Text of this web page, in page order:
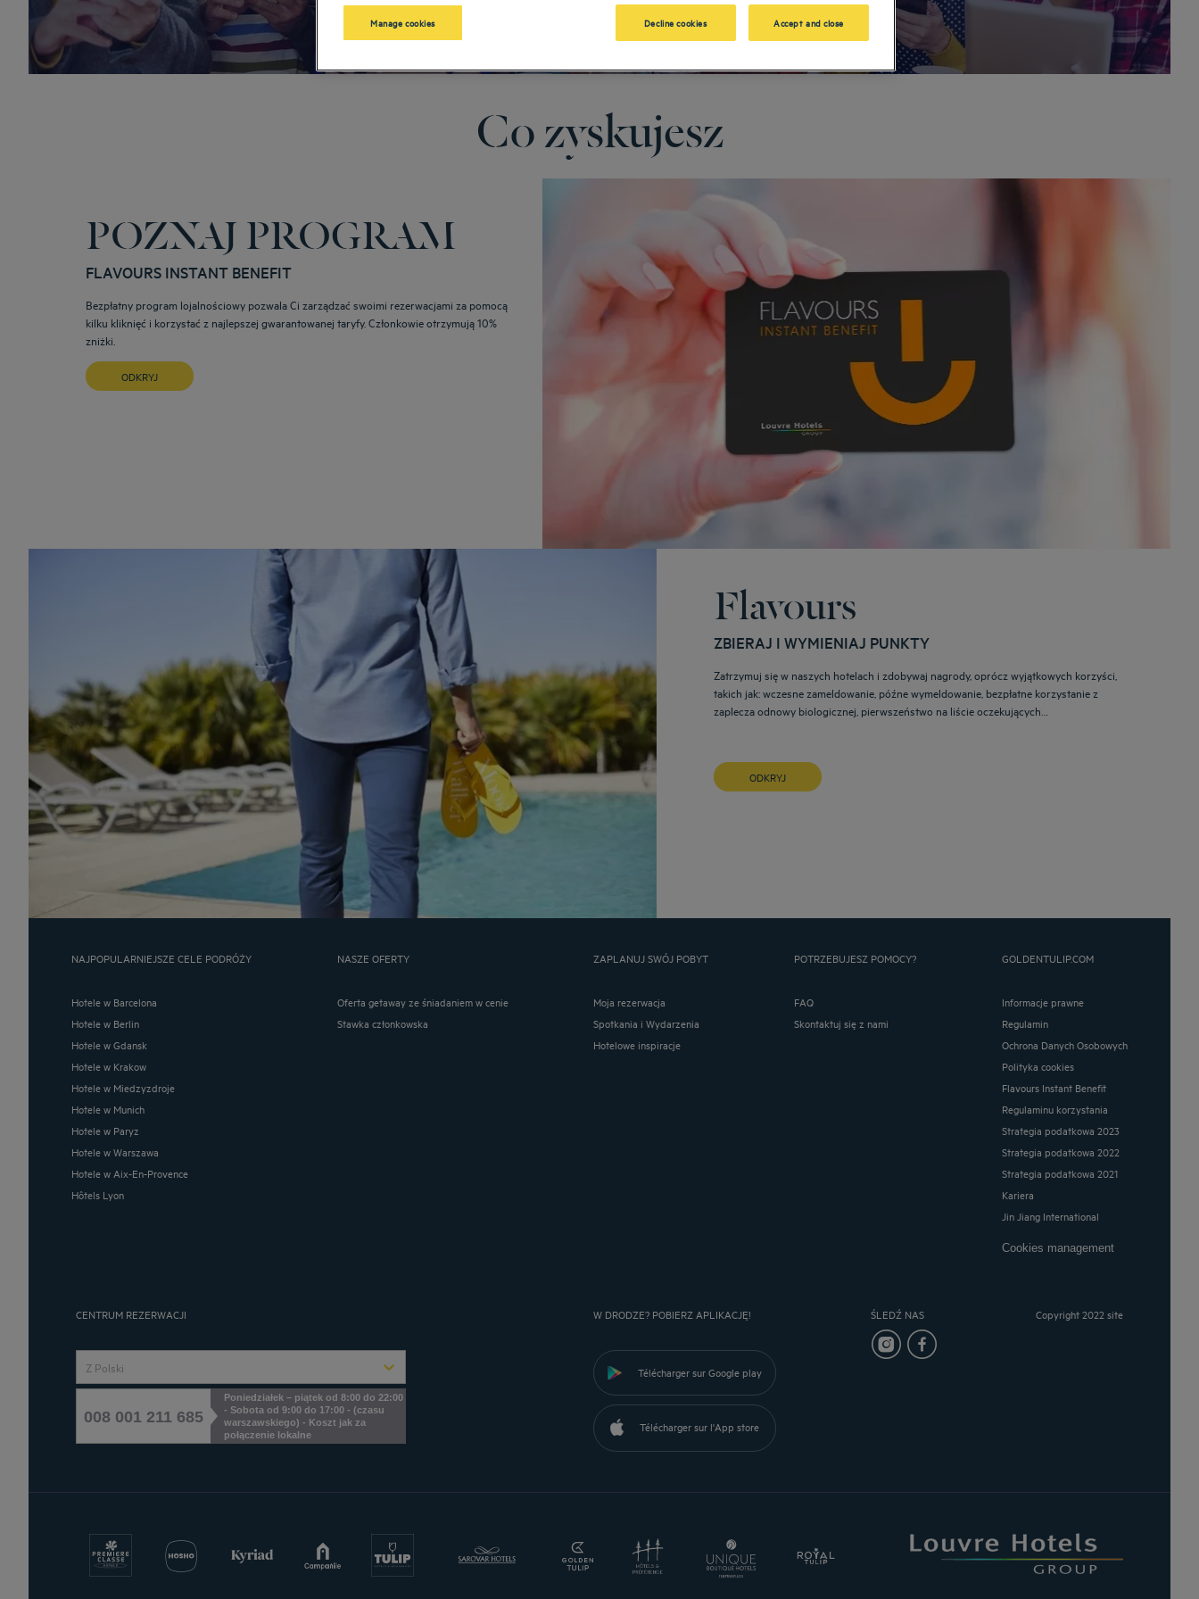
Co zyskujesz
POZNAJ PROGRAM
FLAVOURS INSTANT BENEFIT
Bezpłatny program lojalnościowy pozwala Ci zarządzać swoimi rezerwacjami za pomocą
kilku kliknięć i korzystać z najlepszej gwarantowanej taryfy. Członkowie otrzymują 10%
zniżki.
ODKRYJ
Flavours
ZBIERAJ I WYMIENIAJ PUNKTY
Zatrzymuj się w naszych hotelach i zdobywaj nagrody, oprócz wyjątkowych korzyści,
takich jak: wczesne zameldowanie, późne wymeldowanie, bezpłatne korzystanie z
zaplecza odnowy biologicznej, pierwszeństwo na liście oczekujących…
ODKRYJ
NAJPOPULARNIEJSZE CELE PODRÓŻY
Hotele w Barcelona
Hotele w Berlin
Hotele w Gdansk
Hotele w Krakow
Hotele w Miedzyzdroje
Hotele w Munich
Hotele w Paryz
Hotele w Warszawa
Hotele w Aix-En-Provence
Hôtels Lyon
NASZE OFERTY
Oferta getaway ze śniadaniem w cenie
Stawka członkowska
ZAPLANUJ SWÓJ POBYT
Moja rezerwacja
Spotkania i Wydarzenia
Hotelowe inspiracje
POTRZEBUJESZ POMOCY?
FAQ
Skontaktuj się z nami
GOLDENTULIP.COM
Informacje prawne
Regulamin
Ochrona Danych Osobowych
Polityka cookies
Flavours Instant Benefit
Regulaminu korzystania
Strategia podatkowa 2023
Strategia podatkowa 2022
Strategia podatkowa 2021
Kariera
Jin Jiang International
Cookies management
CENTRUM REZERWACJI
Z Polski
008 001 211 685
Poniedziałek – piątek od 8:00 do 22:00
- Sobota od 9:00 do 17:00 - (czasu
warszawskiego) - Koszt jak za
połączenie lokalne
W DRODZE? POBIERZ APLIKACJĘ!
Télécharger sur Google play
Télécharger sur l'App store
ŚLEDŹ NAS Copyright 2022 site
Manage cookies Decline cookies Accept and close